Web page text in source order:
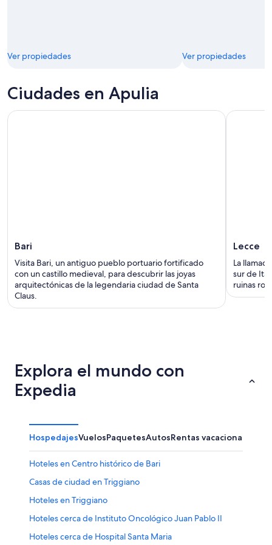
Ver propiedades Ver propiedades
Ciudades en Apulia
Bari
Visita Bari, un antiguo pueblo portuario fortificado
con un castillo medieval, para descubrir las joyas
arquitectónicas de la legendaria ciudad de Santa
Claus.
Lecce
La
sur de
ruinas
Explora el mundo con
Expedia
HospedajesVuelosPaquetesAutosRentas vacacionales
Hoteles en Centro histórico de Bari
Casas de ciudad en Triggiano
Hoteles en Triggiano
Hoteles cerca de Instituto Oncológico Juan Pablo II
Hoteles cerca de Hospital Santa Maria